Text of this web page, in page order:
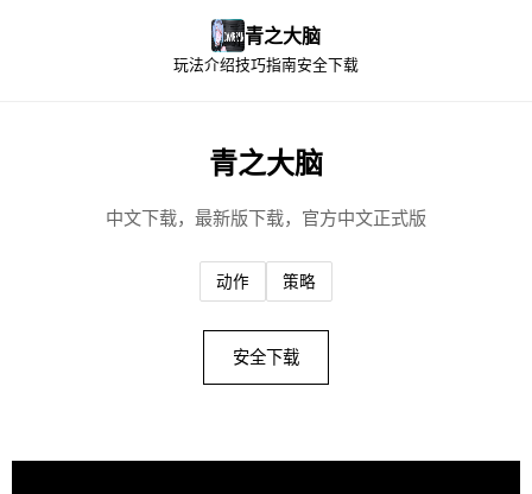
青之大脑
玩法介绍技巧指南安全下载
青之大脑
中文下载，最新版下载，官方中文正式版
动作 策略
安全下载